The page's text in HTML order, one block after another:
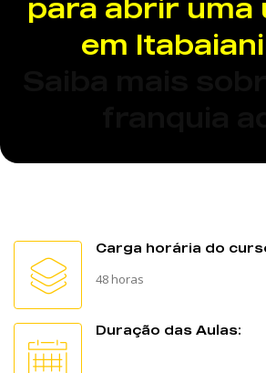
para abrir uma
em
Carga horária do
48 horas
Duração das Aulas: